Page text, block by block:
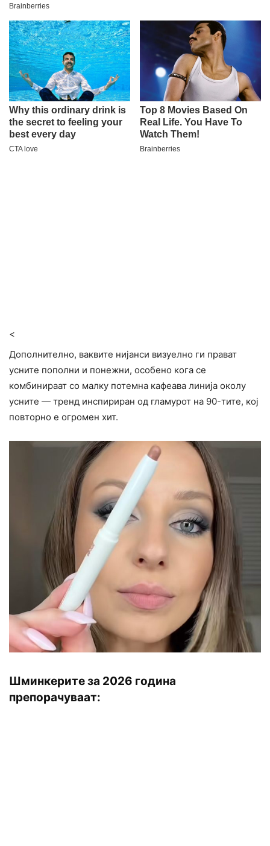
<
Дополнително, ваквите нијанси визуелно ги прават
усните пополни и понежни, особено кога се
комбинираат со малку потемна кафеава линија околу
усните — тренд инспириран од гламурот на 90-тите, кој
повторно е огромен хит.
Шминкерите за 2026 година
препорачуваат: